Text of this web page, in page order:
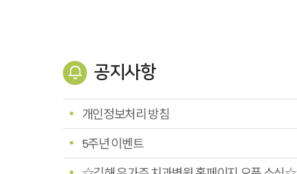
공지사항
개인정보처리 방침
5주년 이벤트